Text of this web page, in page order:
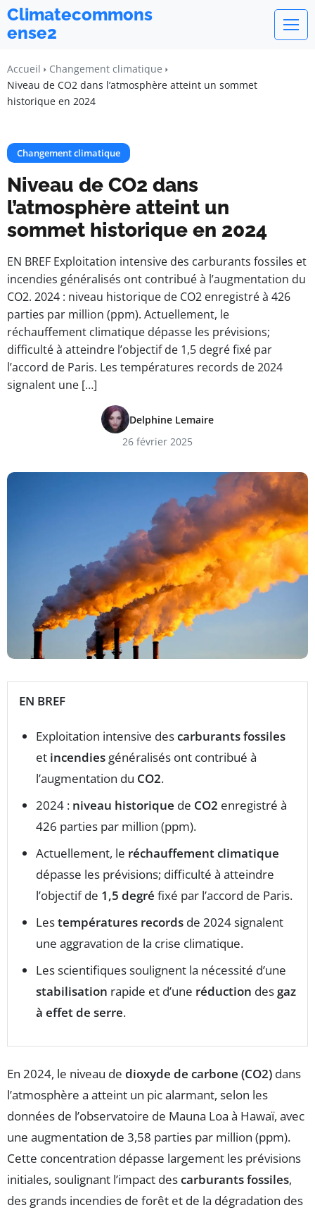
Climatecommons
ense2
Accueil
Changement climatique
Niveau de CO2 dans l’atmosphère atteint un sommet
historique en 2024
Changement climatique
Niveau de CO2 dans
l’atmosphère atteint un
sommet historique en 2024
EN BREF Exploitation intensive des carburants fossiles et
incendies généralisés ont contribué à l’augmentation du
CO2. 2024 : niveau historique de CO2 enregistré à 426
parties par million (ppm). Actuellement, le
réchauffement climatique dépasse les prévisions;
difficulté à atteindre l’objectif de 1,5 degré fixé par
l’accord de Paris. Les températures records de 2024
signalent une […]
Delphine Lemaire
26 février 2025
EN BREF
Exploitation intensive descarburants fossiles
et incendies généralisés ont contribué à
l’augmentation du CO2.
2024 : niveau historique de CO2 enregistré à
426 parties par million (ppm).
Actuellement, le réchauffement climatique
dépasse les prévisions; difficulté à atteindre
l’objectif de 1,5 degré fixé par l’accord de Paris.
Lestempératures records de 2024 signalent
une aggravation de la crise climatique.
Les scientifiques soulignent la nécessité d’une
stabilisation rapide et d’une réduction des gaz
à effet de serre.
En 2024, le niveau de dioxyde de carbone (CO2) dans
l’atmosphère a atteint un pic alarmant, selon les
données de l’observatoire de Mauna Loa à Hawaï, avec
une augmentation de 3,58 parties par million (ppm).
Cette concentration dépasse largement les prévisions
initiales, soulignant l’impact descarburants fossiles,
des grands incendies de forêt et de la dégradation des